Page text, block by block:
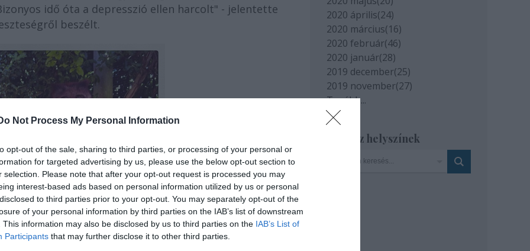
Not Process My Personal Information
opt-out of the sale, sharing to third parties, or processing of your personal or
for targeted advertising by us, please use the below opt-out section to
selection. Please note that after your opt-out request is processed you may
interest-based ads based on personal information utilized by us or personal
to third parties prior to your opt-out. You may separately opt-out of the
of your personal information by third parties on the IAB’s list of downstream
This information may also be disclosed by us to third parties on the IAB’s List of
Participants that may further disclose it to other third parties.
idő óta a depresszió ellen harcolt" - jelentette
beszélt.
2020 április(24)
2020 március(16)
2020 február(46)
2020 január(28)
2019 december(25)
2019 november(27)
Tovább...
Szinház helyszínek